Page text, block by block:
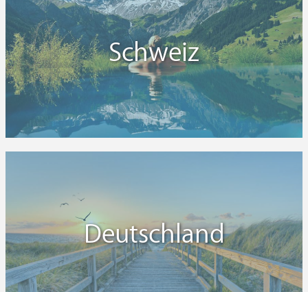
Schweiz
Deutschland